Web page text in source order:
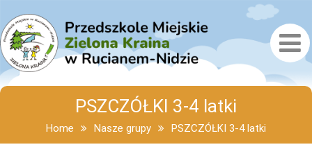
PSZCZÓŁKI 3-4 latki
Home Nasze grupy PSZCZÓŁKI 3-4 latki